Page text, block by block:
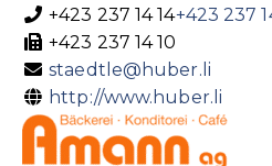
+423 237 14 14+423 237
+423 237 14 10
staedtle@huber.li
http://www.huber.li